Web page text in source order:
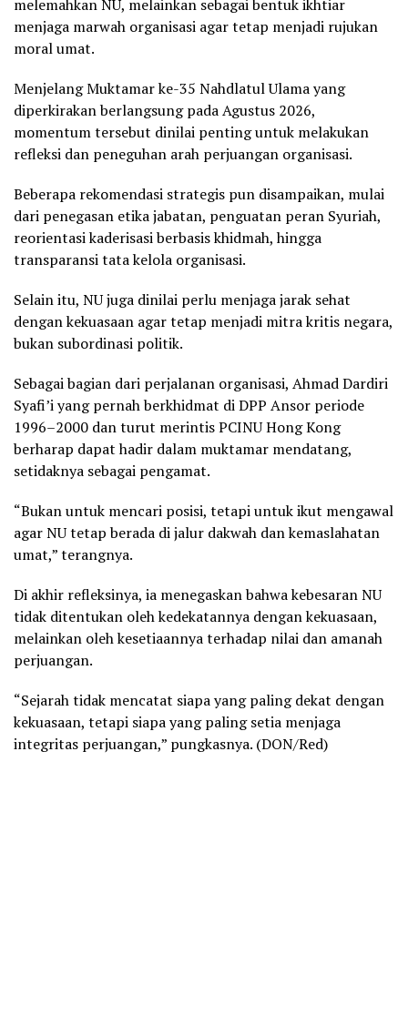
melemahkan NU, melainkan sebagai bentuk ikhtiar
menjaga marwah organisasi agar tetap menjadi rujukan
moral umat.
Menjelang Muktamar ke-35 Nahdlatul Ulama yang
diperkirakan berlangsung pada Agustus 2026,
momentum tersebut dinilai penting untuk melakukan
refleksi dan peneguhan arah perjuangan organisasi.
Beberapa rekomendasi strategis pun disampaikan, mulai
dari penegasan etika jabatan, penguatan peran Syuriah,
reorientasi kaderisasi berbasis khidmah, hingga
transparansi tata kelola organisasi.
Selain itu, NU juga dinilai perlu menjaga jarak sehat
dengan kekuasaan agar tetap menjadi mitra kritis negara,
bukan subordinasi politik.
Sebagai bagian dari perjalanan organisasi, Ahmad Dardiri
Syafi’i yang pernah berkhidmat di DPP Ansor periode
1996–2000 dan turut merintis PCINU Hong Kong
berharap dapat hadir dalam muktamar mendatang,
setidaknya sebagai pengamat.
“Bukan untuk mencari posisi, tetapi untuk ikut mengawal
agar NU tetap berada di jalur dakwah dan kemaslahatan
umat,” terangnya.
Di akhir refleksinya, ia menegaskan bahwa kebesaran NU
tidak ditentukan oleh kedekatannya dengan kekuasaan,
melainkan oleh kesetiaannya terhadap nilai dan amanah
perjuangan.
“Sejarah tidak mencatat siapa yang paling dekat dengan
kekuasaan, tetapi siapa yang paling setia menjaga
integritas perjuangan,” pungkasnya. (DON/Red)